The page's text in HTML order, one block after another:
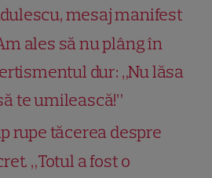
mesaj manifest
ales să nu plâng în
dur: „Nu lăsa
te umilească!”
rupe tăcerea despre
„Totul a fost o